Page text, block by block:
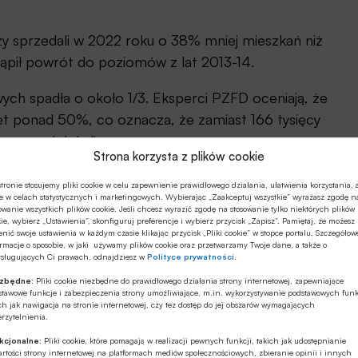
Strona korzysta z plików cookie
stosujemy pliki cookie w celu zapewnienie prawidłowego działania, ułatwienia korzystania, a
w celach statystycznych i marketingowych. Wybierając „Zaakceptuj wszystkie” wyrażasz zgodę
wszystkich plików cookie. Jeśli chcesz wyrazić zgodę na stosowanie tylko niektórych plików
wybierz „Ustawienia”, skonfiguruj preferencje i wybierz przycisk „Zapisz”. Pamiętaj, że możesz
swoje ustawienia w każdym czasie klikając przycisk „Pliki cookie” w stopce portalu.
o sposobie, w jaki używamy plików cookie oraz przetwarzamy Twoje dane, a także o
Ci prawach, odnajdziesz wPolityce prywatności
Pliki cookie niezbędne do prawidłowego działania strony internetowej, zapewniające
funkcje i zabezpieczenia strony umożliwiające, m.in. wykorzystywanie podstawowych
jak nawigacja na stronie internetowej, czy tez dostęp do jej obszarów wymagających
Pliki cookie, które pomagają w realizacji pewnych funkcji, takich jak udostępnianie
strony internetowej na platformach mediów społecznościowych, zbieranie opinii i innych
sprzedali w 2022 roku o 38% mniej mieszkań niż
powrót do poziomów z lat 2013-14.
spadła o około 1/3. Eksperci PZFD oceniają, że
ponad 50%, co oznacza, że zamiast 166 tysięcy
nowych lokali.
obniżonego zainteresowania ze strony kupujących.
w rekomendacji S przez KNF, wzrostu stóp
kredytową Polaków.
inwestycji w obliczu niskiego zainteresowania
i robocizny, trudności w pozyskiwaniu
długu jest po prostu zbyt ryzykowne. W
rynku.